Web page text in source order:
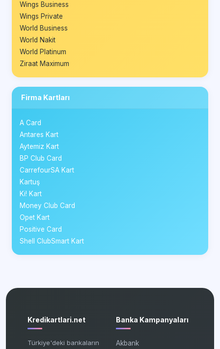
Wings Business
Wings Private
World Business
World Nakit
World Platinum
Ziraat Maximum
Firma Kartları
A Card
Antares Kart
Aytemiz Kart
BP Club Card
CarrefourSA Kart
Kartuş
Ki! Kart
Money Club Card
Opet Kart
Positive Card
Shell ClubSmart Kart
Kredikartlari.net
Türkiye'deki bankaların
Banka Kampanyaları
Akbank